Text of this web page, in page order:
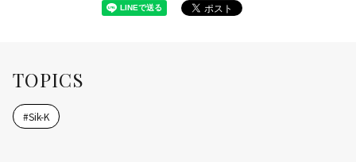
TOPICS
#Sik-K